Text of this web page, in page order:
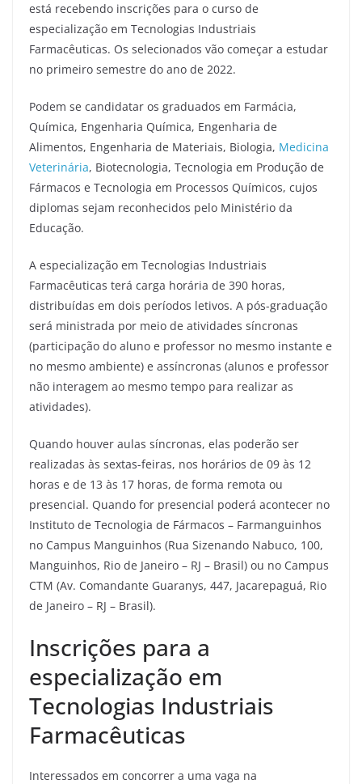
está recebendo inscrições para o curso de
especialização em Tecnologias Industriais
Farmacêuticas. Os selecionados vão começar a estudar
no primeiro semestre do ano de 2022.
Podem se candidatar os graduados em Farmácia,
Química, Engenharia Química, Engenharia de
Alimentos, Engenharia de Materiais, Biologia, Medicina
Veterinária, Biotecnologia, Tecnologia em Produção de
Fármacos e Tecnologia em Processos Químicos, cujos
diplomas sejam reconhecidos pelo Ministério da
Educação.
A especialização em Tecnologias Industriais
Farmacêuticas terá carga horária de 390 horas,
distribuídas em dois períodos letivos. A pós-graduação
será ministrada por meio de atividades síncronas
(participação do aluno e professor no mesmo instante e
no mesmo ambiente) e assíncronas (alunos e professor
não interagem ao mesmo tempo para realizar as
atividades).
Quando houver aulas síncronas, elas poderão ser
realizadas às sextas-feiras, nos horários de 09 às 12
horas e de 13 às 17 horas, de forma remota ou
presencial. Quando for presencial poderá acontecer no
Instituto de Tecnologia de Fármacos – Farmanguinhos
no Campus Manguinhos (Rua Sizenando Nabuco, 100,
Manguinhos, Rio de Janeiro – RJ – Brasil) ou no Campus
CTM (Av. Comandante Guaranys, 447, Jacarepaguá, Rio
de Janeiro – RJ – Brasil).
Inscrições para a
especialização em
Tecnologias Industriais
Farmacêuticas
Interessados em concorrer a uma vaga na